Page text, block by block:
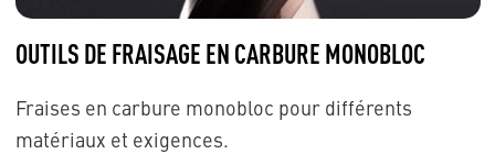
OUTILS DE FRAISAGE EN CARBURE MONOBLOC
Fraises en carbure monobloc pour différents
matériaux et exigences.